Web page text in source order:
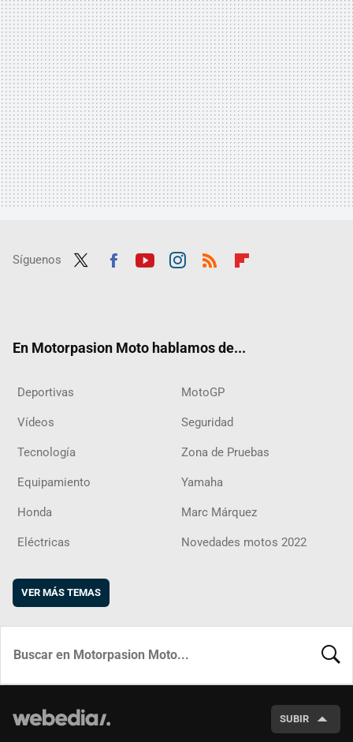
Síguenos
En Motorpasion Moto hablamos de...
Deportivas MotoGP
Vídeos Seguridad
Tecnología Zona de Pruebas
Equipamiento Yamaha
Honda Marc Márquez
Eléctricas Novedades motos 2022
VER MÁS TEMAS
SUBIR